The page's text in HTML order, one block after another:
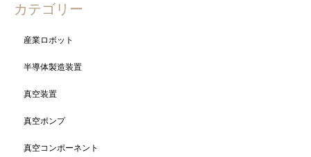
カテゴリー
産業ロボット
半導体製造装置
真空装置
真空ポンプ
真空コンポーネント